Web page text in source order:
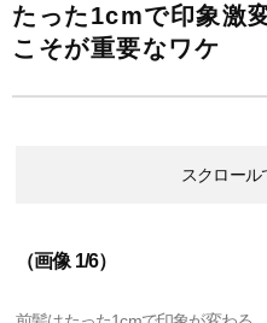
たった1cmで印象激
こそが重要なワケ
スクロール
（画像 1/6）